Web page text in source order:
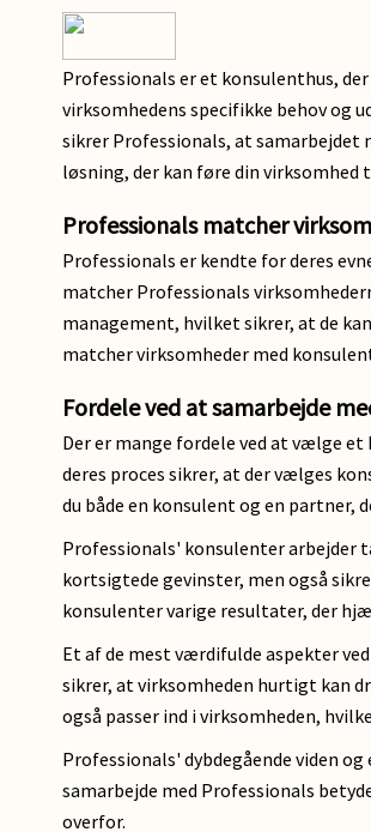
Professionals er et konsulenthus,
virksomhedens specifikke behov og
sikrer Professionals, at samarbejdet
løsning, der kan føre din virksomhed
Professionals matcher
Professionals er kendte for deres
matcher Professionals
management, hvilket sikrer, at de
matcher virksomheder med
Fordele ved at samarbejde
Der er mange fordele ved at vælge
deres proces sikrer, at der vælges
du både en konsulent og en
Professionals' konsulenter arbejder
kortsigtede gevinster, men også
konsulenter varige resultater, der
Et af de mest værdifulde aspekter
sikrer, at virksomheden hurtigt kan
også passer ind i virksomheden,
Professionals' dybdegående viden
samarbejde med Professionals
overfor.